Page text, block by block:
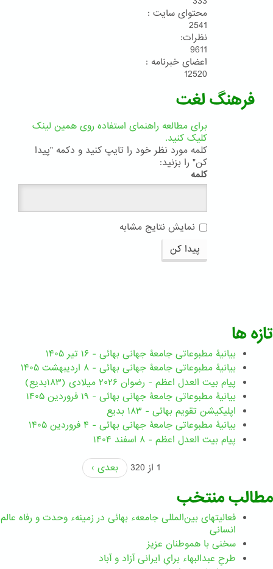
محتوای سایت :
2541
نظرات:
9611
اعضای خبرنامه :
12520
فرهنگ لغت
برای مطالعه راهنمای استفاده روی همین لینک
کلیک کنید.
کلمه مورد نظر خود را تایپ کنید و دکمه "پیدا
کن" را بزنید:
کلمه
نمایش نتایج مشابه
پیدا کن
تازه ها
بیانیۀ مطبوعاتی جامعۀ جهانی بهائی - ۱۶ تیر ۱۴۰۵
بیانیۀ مطبوعاتی جامعۀ جهانی بهائی - ۸ اردیبهشت ۱۴۰۵
پیام بیت العدل اعظم - رضوان ۲۰۲۶ میلادی (۱۸۳بدیع)
بیانیۀ مطبوعاتی جامعۀ جهانی بهائی - ۱۹ فروردین ۱۴۰۵
اپلیکیشن تقویم بهائی - ۱۸۳ بدیع
بیانیۀ مطبوعاتی جامعۀ جهانی بهائی - ۴ فروردین ۱۴۰۵
پیام بیت العدل اعظم - ۸ اسفند ۱۴۰۴
1 از 320
بعدی ›
مطالب منتخب
فعالیتهای بین‌المللی جامعهء بهائی در زمینهء وحدت و رفاه عالم
انسانی
سخنی با هموطنان عزیز
طرحِ عبدالبهاء برایِ ایرانی آزاد و آباد